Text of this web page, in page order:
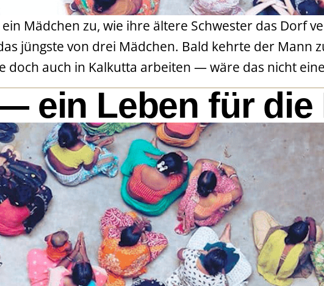
ein Mädchen zu, wie ihre ältere Schwester das Dorf
jüngste von drei Mädchen. Bald kehrte der Mann
doch auch in Kalkutta arbeiten — wäre das nicht
ein Leben für die